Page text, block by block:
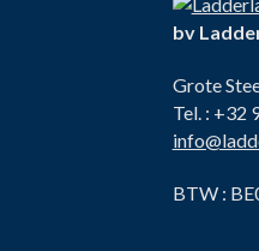
bv
Grote
Tel. : +32
BTW :